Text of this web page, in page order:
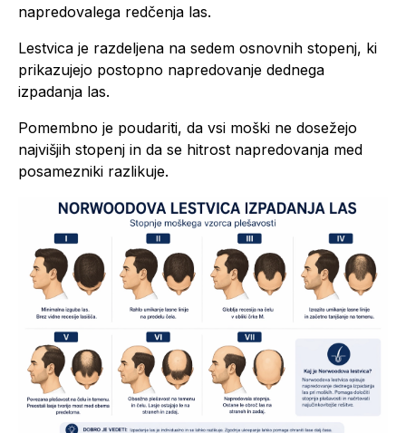
napredovalega redčenja las.
Lestvica je razdeljena na sedem osnovnih stopenj, ki
prikazujejo postopno napredovanje dednega
izpadanja las.
Pomembno je poudariti, da vsi moški ne dosežejo
najvišjih stopenj in da se hitrost napredovanja med
posamezniki razlikuje.